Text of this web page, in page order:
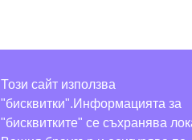
Този сайт използва
"бисквитки".Информацията за
"бисквитките" се съхранява